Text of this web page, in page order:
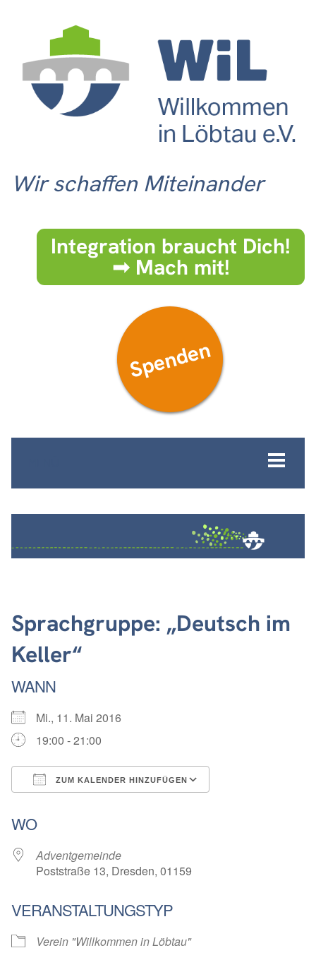
Wir schaffen Miteinander
Integration braucht Dich!
➟ Mach mit!
Spenden
Sprachgruppe: „Deutsch im
Keller“
WANN
Mi., 11. Mai 2016
19:00 - 21:00
ZUM KALENDER HINZUFÜGEN
WO
Adventgemeinde
Poststraße 13, Dresden, 01159
VERANSTALTUNGSTYP
Verein "Willkommen in Löbtau"